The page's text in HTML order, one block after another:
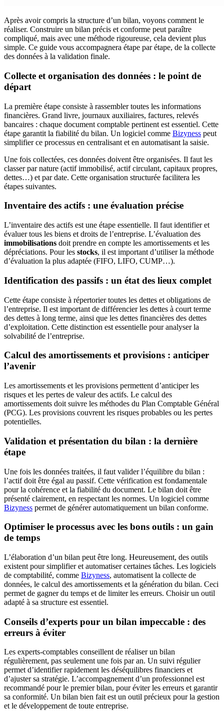
Après avoir compris la structure d’un bilan, voyons comment le
réaliser. Construire un bilan précis et conforme peut paraître
compliqué, mais avec une méthode rigoureuse, cela devient plus
simple. Ce guide vous accompagnera étape par étape, de la collecte
des données à la validation finale.
Collecte et organisation des données : le point de
départ
La première étape consiste à rassembler toutes les informations
financières. Grand livre, journaux auxiliaires, factures, relevés
bancaires : chaque document comptable pertinent est essentiel. Cette
étape garantit la fiabilité du bilan. Un logiciel comme Bizyness peut
simplifier ce processus en centralisant et en automatisant la saisie.
Une fois collectées, ces données doivent être organisées. Il faut les
classer par nature (actif immobilisé, actif circulant, capitaux propres,
dettes…) et par date. Cette organisation structurée facilitera les
étapes suivantes.
Inventaire des actifs : une évaluation précise
L’inventaire des actifs est une étape essentielle. Il faut identifier et
évaluer tous les biens et droits de l’entreprise. L’évaluation des
immobilisations doit prendre en compte les amortissements et les
dépréciations. Pour les stocks, il est important d’utiliser la méthode
d’évaluation la plus adaptée (FIFO, LIFO, CUMP…).
Identification des passifs : un état des lieux complet
Cette étape consiste à répertorier toutes les dettes et obligations de
l’entreprise. Il est important de différencier les dettes à court terme
des dettes à long terme, ainsi que les dettes financières des dettes
d’exploitation. Cette distinction est essentielle pour analyser la
solvabilité de l’entreprise.
Calcul des amortissements et provisions : anticiper
l’avenir
Les amortissements et les provisions permettent d’anticiper les
risques et les pertes de valeur des actifs. Le calcul des
amortissements doit suivre les méthodes du Plan Comptable Général
(PCG). Les provisions couvrent les risques probables ou les pertes
potentielles.
Validation et présentation du bilan : la dernière
étape
Une fois les données traitées, il faut valider l’équilibre du bilan :
l’actif doit être égal au passif. Cette vérification est fondamentale
pour la cohérence et la fiabilité du document. Le bilan doit être
présenté clairement, en respectant les normes. Un logiciel comme
Bizyness permet de générer automatiquement un bilan conforme.
Optimiser le processus avec les bons outils : un gain
de temps
L’élaboration d’un bilan peut être long. Heureusement, des outils
existent pour simplifier et automatiser certaines tâches. Les logiciels
de comptabilité, comme Bizyness, automatisent la collecte de
données, le calcul des amortissements et la génération du bilan. Ceci
permet de gagner du temps et de limiter les erreurs. Choisir un outil
adapté à sa structure est essentiel.
Conseils d’experts pour un bilan impeccable : des
erreurs à éviter
Les experts-comptables conseillent de réaliser un bilan
régulièrement, pas seulement une fois par an. Un suivi régulier
permet d’identifier rapidement les déséquilibres financiers et
d’ajuster sa stratégie. L’accompagnement d’un professionnel est
recommandé pour le premier bilan, pour éviter les erreurs et garantir
sa conformité. Un bilan bien fait est un outil précieux pour la gestion
et le développement de toute entreprise.